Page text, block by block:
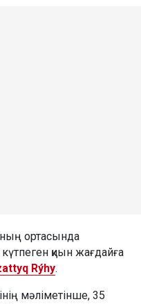
ортасында
қиын жағдайға
Rýhy.
мәліметінше, 35